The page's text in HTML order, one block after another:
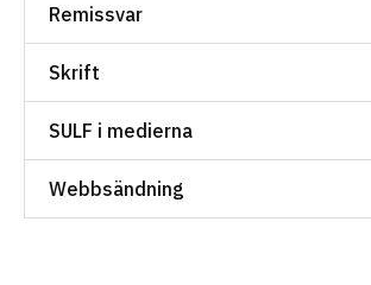
Remissvar
Skrift
SULF i medierna
Webbsändning